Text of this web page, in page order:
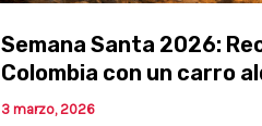
Semana Santa 2026:
Colombia con un carro
3 marzo, 2026